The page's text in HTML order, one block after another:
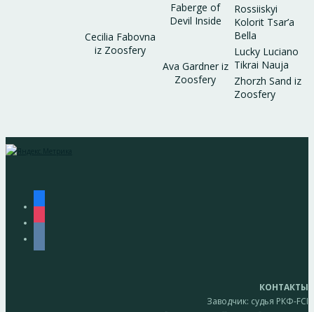
Cecilia Fabovna
iz Zoosfery
Faberge of
Devil Inside
Rossiiskyi
Kolorit Tsar’a
Bella
Ava Gardner iz
Zoosfery
Lucky Luciano
Tikrai Nauja
Zhorzh Sand iz
Zoosfery
КОНТАКТЫ
Заводчик: судья РКФ-FCI